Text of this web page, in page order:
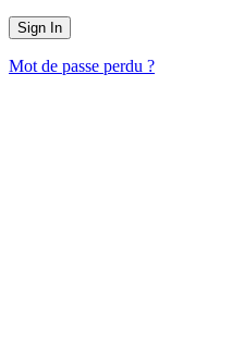
Mot de passe perdu ?